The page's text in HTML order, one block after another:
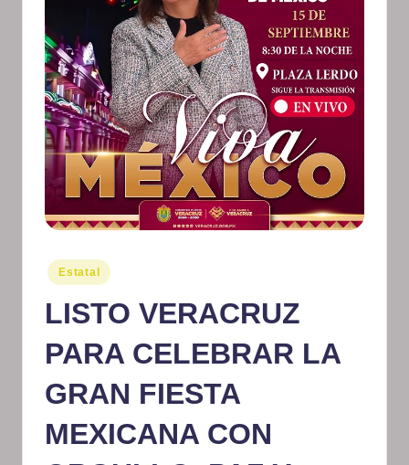
r
m
at
iv
o
Publicado
en
Estatal
LISTO VERACRUZ
PARA CELEBRAR LA
GRAN FIESTA
MEXICANA CON